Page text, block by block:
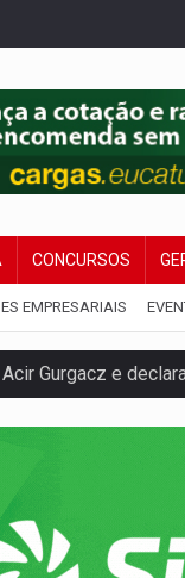
CONCURSOS
EMPRESARIAIS
lança livro
do PL salta
da comunidade
segue no